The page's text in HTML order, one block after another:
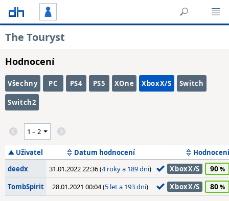
The Touryst
Hodnocení
Všechny PC PS4 PS5 XOne XboxX/S Switch
Switch2
Uživatel Datum hodnocení
Hodnocení
deedx
31.01.2022 22:36 (4 roky a 189 dní) XboxX/S 90
TombSpirit 28.01.2021 00:04 (5 let a 193 dní) XboxX/S 80